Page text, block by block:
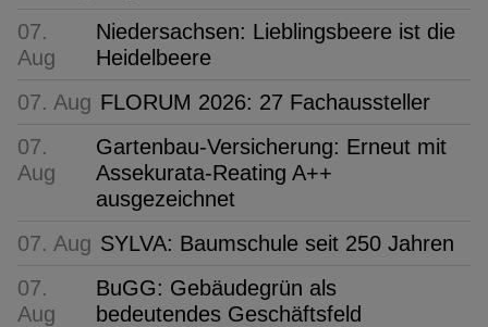
07.
Aug
Niedersachsen: Lieblingsbeere ist die
Heidelbeere
07. Aug FLORUM 2026: 27 Fachaussteller
07.
Aug
Gartenbau-Versicherung: Erneut mit
Assekurata-Reating A++
ausgezeichnet
07. Aug SYLVA: Baumschule seit 250 Jahren
07.
Aug
BuGG: Gebäudegrün als
bedeutendes Geschäftsfeld